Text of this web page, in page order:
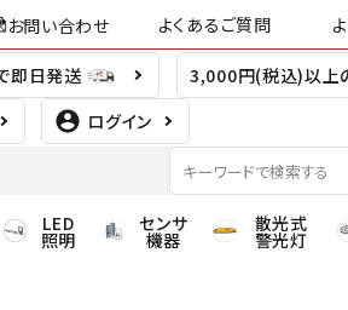
お問い合わせ よくあるご質問
即日発送
3,000円(税込)以上
ログイン
LED
照明
センサ
機器
散光式
警光灯